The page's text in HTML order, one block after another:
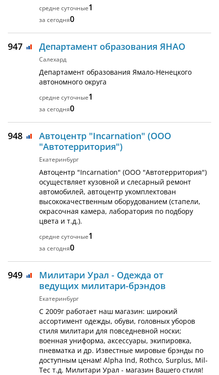
1
0
947 Департамент образования ЯНАО
Салехард
Департамент образования Ямало-Ненецкого
автономного округа
1
0
948
Автоцентр "Incarnation" (ООО
"Автотерритория")
Екатеринбург
Автоцентр "Incarnation" (ООО "Автотерритория")
осуществляет кузовной и слесарный ремонт
автомобилей, автоцентр укомплектован
высококачественным оборудованием (стапели,
окрасочная камера, лаборатория по подбору
цвета и т.д.).
1
0
949
Милитари Урал - Одежда от
ведущих милитари-брэндов
Екатеринбург
С 2009г работает наш магазин: широкий
ассортимент одежды, обуви, головных уборов
стиля милитари для повседневной носки;
военная униформа, аксессуары, экипировка,
пневматка и др. Известные мировые брэнды по
доступным ценам! Alpha Ind, Rothco, Surplus, Mil-
Tec т.д. Милитари Урал - магазин Вашего стиля!